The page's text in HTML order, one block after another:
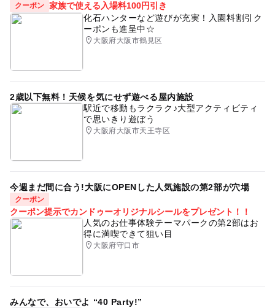
大観覧車 夏休み・自由研究2026
食を楽しむ 屋内
授乳室あり 南海本線 夏休み2015
アミューズメント施設 子ども連れ
屋内遊び場 南海本線(大阪府) 遊園地・テーマパーク
室内遊技場 室内施設 テーマあり 日帰り
ボウリング場 アウトレット 室内
親子 グルメ
ショッピングモール ゴールデンウィーク2016
クーポン 家族で使える入場料100円引き
化石ハンターなど遊びが充実！入園料割引ク
ーポンも進呈中☆
大阪府大阪市鶴見区
2歳以下無料！天候を気にせず遊べる屋内施設
駅近で移動もラクラク♪大型アクティビティ
で思いきり遊ぼう
大阪府大阪市天王寺区
今週まだ間に合う!大阪にOPENした人気施設の第2部が穴場
クーポン
クーポン提示でカンドゥーオリジナルシールをプレゼント！！
人気のお仕事体験テーマパークの第2部はお
得に満喫できて狙い目
大阪府守口市
みんなで、おいでよ “40 Party!”